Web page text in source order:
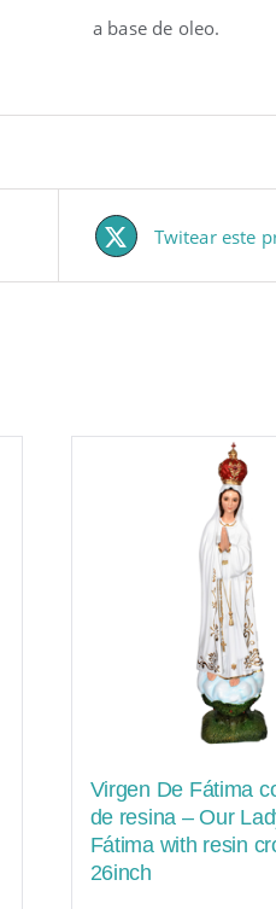
a base de oleo.
Twitear este
Virgen De Fátima
de resina – Our
Fátima with resin
26inch